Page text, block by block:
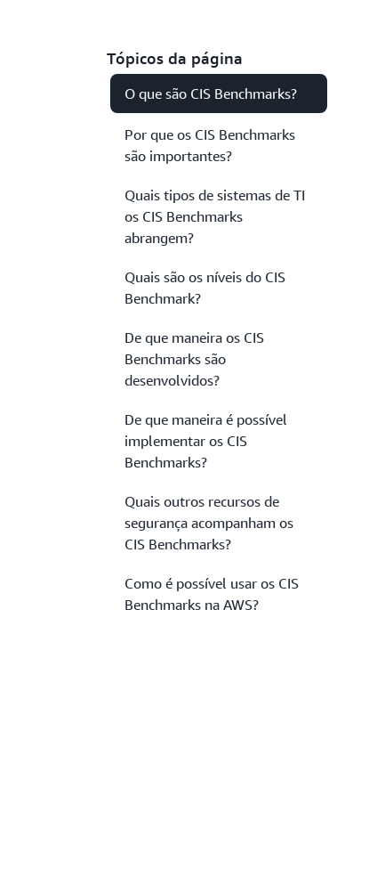
Tópicos da página
O que são CIS Benchmarks?
Por que os CIS Benchmarks
são importantes?
Quais tipos de sistemas de TI
os CIS Benchmarks
abrangem?
Quais são os níveis do CIS
Benchmark?
De que maneira os CIS
Benchmarks são
desenvolvidos?
De que maneira é possível
implementar os CIS
Benchmarks?
Quais outros recursos de
segurança acompanham os
CIS Benchmarks?
Como é possível usar os CIS
Benchmarks na AWS?